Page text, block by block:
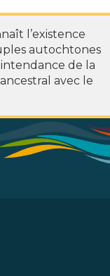
l’existence
autochtones
de la
avec le